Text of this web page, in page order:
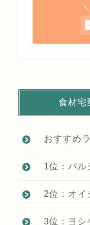
食材宅
おすすめ
1位：パル
2位：オイ
3位：ヨシ